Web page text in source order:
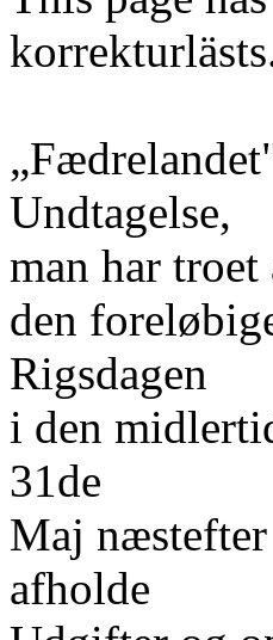
Undtagelse,
man har troet
den
Rigsdagen
i den
31de
Maj
afholde